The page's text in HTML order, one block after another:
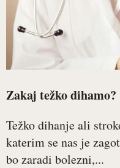
Zakaj težko dihamo?
Težko dihanje ali
katerim se nas je
bo zaradi bolezni,...